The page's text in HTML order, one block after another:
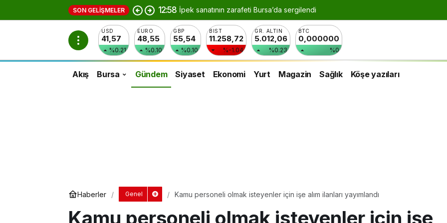
SON GELIŞMELER 12:57 Orhaneli’nin turizm potansiyeli Bursa’yı gülümsetecek
USD
41,57
%0.21
EURO
48,55
%0.10
GBP
55,54
%0.10
BIST
11.258,72
%-1.04
GR. ALTIN
5.012,06
%0.23
BTC
0,000000
%0
Akış Bursa Gündem Siyaset Ekonomi Yurt Magazin Sağlık Köşe yazıları
Haberler Genel Kamu personeli olmak isteyenler için işe alım ilanları yayımlandı
Kamu personeli olmak isteyenler için işe